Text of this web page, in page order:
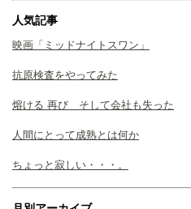
人気記事
映画「ミッドナイトスワン」
抗原検査をやってみた
熔ける 再び そして会社も失った
人間にとって成熟とは何か
ちょっと寂しい・・・。